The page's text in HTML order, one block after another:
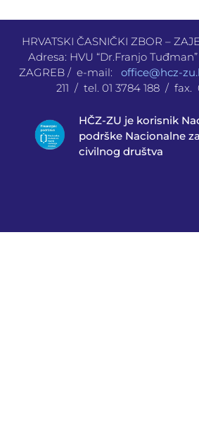
HRVATSKI ČASNIČKI ZBOR –
Adresa: HVU “Dr.Franjo
ZAGREB / e-mail: office@hcz-
211 / tel. 01 3784 188 / fax.
HČZ-ZU je korisnik
podrške Nacionalne
civilnog društva